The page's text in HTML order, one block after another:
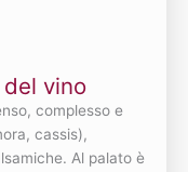
vino
complesso e
cassis),
Al palato è